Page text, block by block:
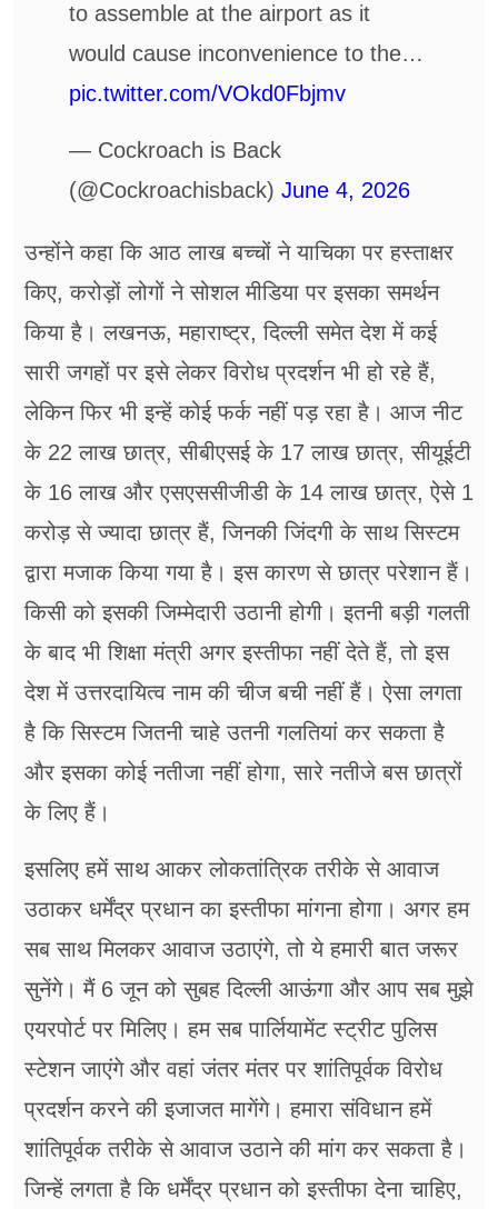
to assemble at the airport as it
would cause inconvenience to the…
pic.twitter.com/VOkd0Fbjmv
— Cockroach is Back
(@Cockroachisback) June 4, 2026
उन्होंने कहा कि आठ लाख बच्चों ने याचिका पर हस्ताक्षर
किए, करोड़ों लोगों ने सोशल मीडिया पर इसका समर्थन
किया है। लखनऊ, महाराष्ट्र, दिल्ली समेत देश में कई
सारी जगहों पर इसे लेकर विरोध प्रदर्शन भी हो रहे हैं,
लेकिन फिर भी इन्हें कोई फर्क नहीं पड़ रहा है। आज नीट
के 22 लाख छात्र, सीबीएसई के 17 लाख छात्र, सीयूईटी
के 16 लाख और एसएससीजीडी के 14 लाख छात्र, ऐसे 1
करोड़ से ज्यादा छात्र हैं, जिनकी जिंदगी के साथ सिस्टम
द्वारा मजाक किया गया है। इस कारण से छात्र परेशान हैं।
किसी को इसकी जिम्मेदारी उठानी होगी। इतनी बड़ी गलती
के बाद भी शिक्षा मंत्री अगर इस्तीफा नहीं देते हैं, तो इस
देश में उत्तरदायित्व नाम की चीज बची नहीं हैं। ऐसा लगता
है कि सिस्टम जितनी चाहे उतनी गलतियां कर सकता है
और इसका कोई नतीजा नहीं होगा, सारे नतीजे बस छात्रों
के लिए हैं।
इसलिए हमें साथ आकर लोकतांत्रिक तरीके से आवाज
उठाकर धर्मेंद्र प्रधान का इस्तीफा मांगना होगा। अगर हम
सब साथ मिलकर आवाज उठाएंगे, तो ये हमारी बात जरूर
सुनेंगे। मैं 6 जून को सुबह दिल्ली आऊंगा और आप सब मुझे
एयरपोर्ट पर मिलिए। हम सब पार्लियामेंट स्ट्रीट पुलिस
स्टेशन जाएंगे और वहां जंतर मंतर पर शांतिपूर्वक विरोध
प्रदर्शन करने की इजाजत मागेंगे। हमारा संविधान हमें
शांतिपूर्वक तरीके से आवाज उठाने की मांग कर सकता है।
जिन्हें लगता है कि धर्मेंद्र प्रधान को इस्तीफा देना चाहिए,